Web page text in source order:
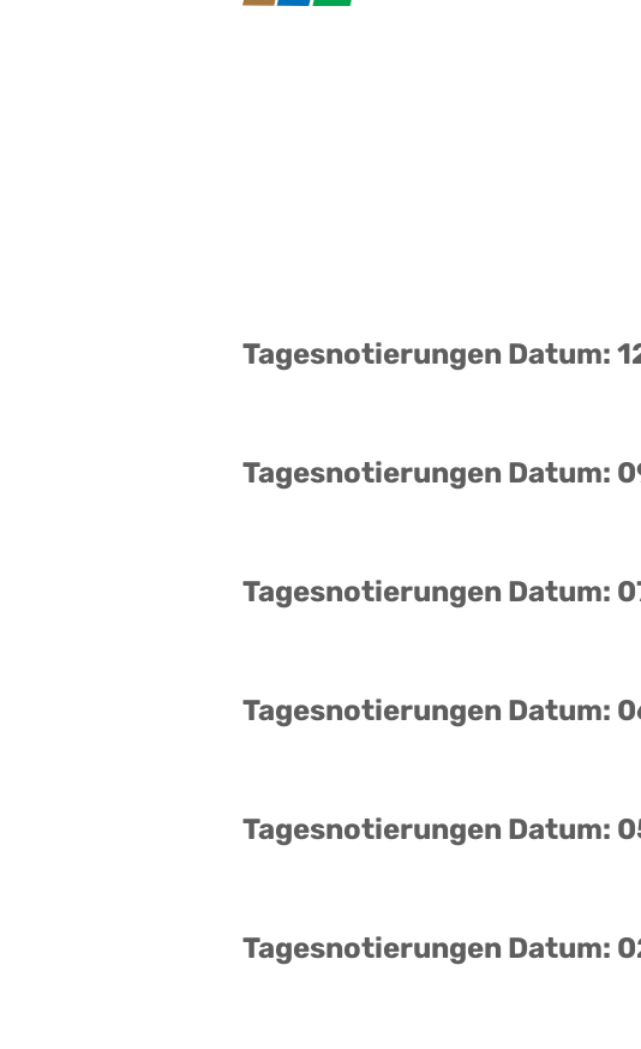
Tagesnotierungen Datum:
Tagesnotierungen Datum:
Tagesnotierungen Datum:
Tagesnotierungen Datum:
Tagesnotierungen Datum:
Tagesnotierungen Datum: